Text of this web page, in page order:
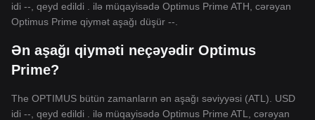
idi --, qeyd edildi . ilə müqayisədə Optimus Prime ATH, cərəyan
Optimus Prime qiymət aşağı düşür --.
Ən aşağı qiyməti neçəyədir Optimus
Prime?
The OPTIMUS bütün zamanların ən aşağı səviyyəsi (ATL). USD
idi --, qeyd edildi . ilə müqayisədə Optimus Prime ATL, cərəyan